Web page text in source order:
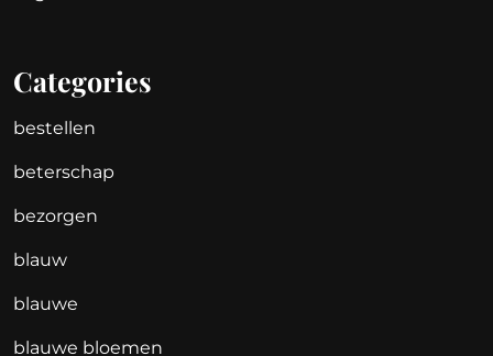
Categories
bestellen
beterschap
bezorgen
blauw
blauwe
blauwe bloemen